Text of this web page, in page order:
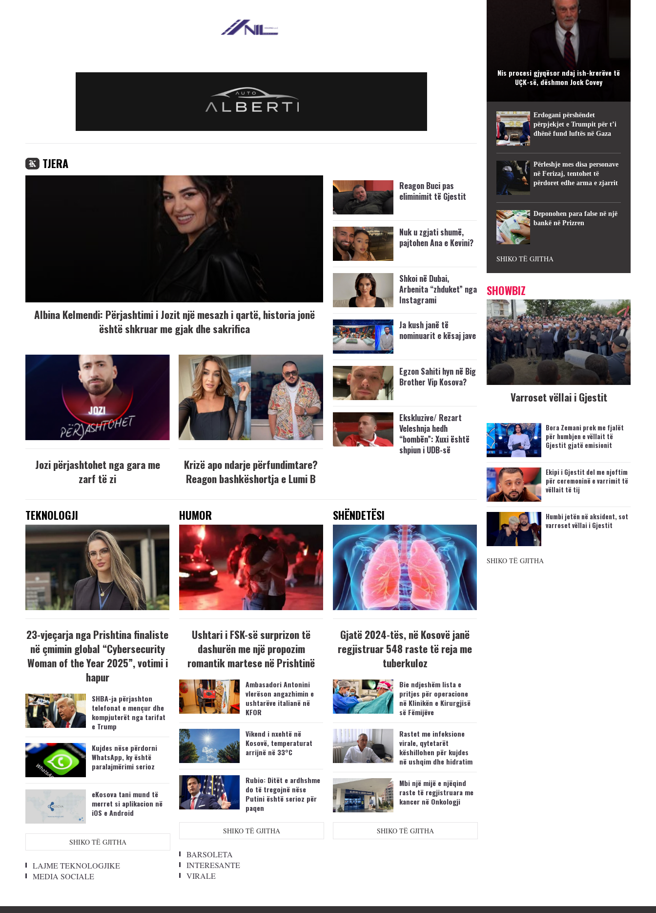
TJERA
Albina Kelmendi: Përjashtimi i Jozit një mesazh i qartë, historia jonë
është shkruar me gjak dhe sakrifica
Jozi përjashtohet nga gara me
zarf të zi
Krizë apo ndarje përfundimtare?
Reagon bashkëshortja e Lumi B
Reagon Buci pas
eliminimit të Gjestit
Nuk u zgjati shumë,
pajtohen Ana e Kevini?
Shkoi në Dubai,
Arbenita “zhduket” nga
Instagrami
Ja kush janë të
nominuarit e kësaj jave
Egzon Sahiti hyn në Big
Brother Vip Kosova?
Ekskluzive/ Rezart
Veleshnja hedh
“bombën”: Xuxi është
shpiun i UDB-së
TEKNOLOGJI
23-vjeçarja nga Prishtina finaliste
në çmimin global “Cybersecurity
Woman of the Year 2025”, votimi i
hapur
SHBA-ja përjashton
telefonat e mençur dhe
kompjuterët nga tarifat
e Trump
Kujdes nëse përdorni
WhatsApp, ky është
paralajmërimi serioz
eKosova tani mund të
merret si aplikacion në
iOS e Android
SHIKO TË GJITHA
LAJME TEKNOLOGJIKE
MEDIA SOCIALE
HUMOR
Ushtari i FSK-së surprizon të
dashurën me një propozim
romantik martese në Prishtinë
Ambasadori Antonini
vlerëson angazhimin e
ushtarëve italianë në
KFOR
Vikend i nxehtë në
Kosovë, temperaturat
arrijnë në 33°C
Rubio: Ditët e ardhshme
do të tregojnë nëse
Putini është serioz për
paqen
SHIKO TË GJITHA
BARSOLETA
INTERESANTE
VIRALE
SHËNDETËSI
Gjatë 2024-tës, në Kosovë janë
regjistruar 548 raste të reja me
tuberkuloz
Bie ndjeshëm lista e
pritjes për operacione
në Klinikën e Kirurgjisë
së Fëmijëve
Rastet me infeksione
virale, qytetarët
këshillohen për kujdes
në ushqim dhe hidratim
Mbi një mijë e njëqind
raste të regjistruara me
kancer në Onkologji
SHIKO TË GJITHA
Nis procesi gjyqësor ndaj ish-krerëve të
UÇK-së, dëshmon Jock Covey
Erdogani përshëndet
përpjekjet e Trumpit për t’i
dhënë fund luftës në Gaza
Përleshje mes disa personave
në Ferizaj, tentohet të
përdoret edhe arma e zjarrit
Deponohen para false në një
bankë në Prizren
SHIKO TË GJITHA
SHOWBIZ
Varroset vëllai i Gjestit
Bora Zemani prek me fjalët
për humbjen e vëllait të
Gjestit gjatë emisionit
Ekipi i Gjestit del me njoftim
për ceremoninë e varrimit të
vëllait të tij
Humbi jetën në aksident, sot
varroset vëllai i Gjestit
SHIKO TË GJITHA